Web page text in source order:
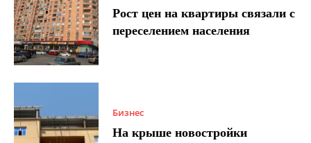
Рост цен на квартиры связали с
переселением населения
Бизнес
На крыше новостройки